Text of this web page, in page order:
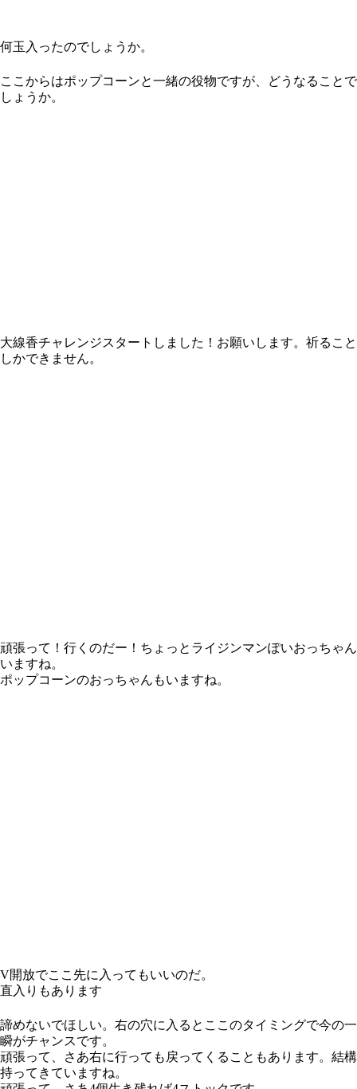
何玉入ったのでしょうか。
ここからはポップコーンと一緒の役物ですが、どうなることで
しょうか。
大線香チャレンジスタートしました！お願いします。祈ること
しかできません。
頑張って！行くのだー！ちょっとライジンマンぽいおっちゃん
いますね。
ポップコーンのおっちゃんもいますね。
V開放でここ先に入ってもいいのだ。
直入りもあります
諦めないでほしい。右の穴に入るとここのタイミングで今の一
瞬がチャンスです。
頑張って、さあ右に行っても戻ってくることもあります。結構
持ってきていますね。